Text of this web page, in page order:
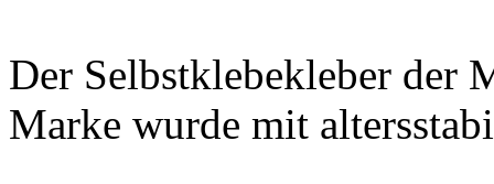
Der Selbstklebekleber der
Marke wurde mit